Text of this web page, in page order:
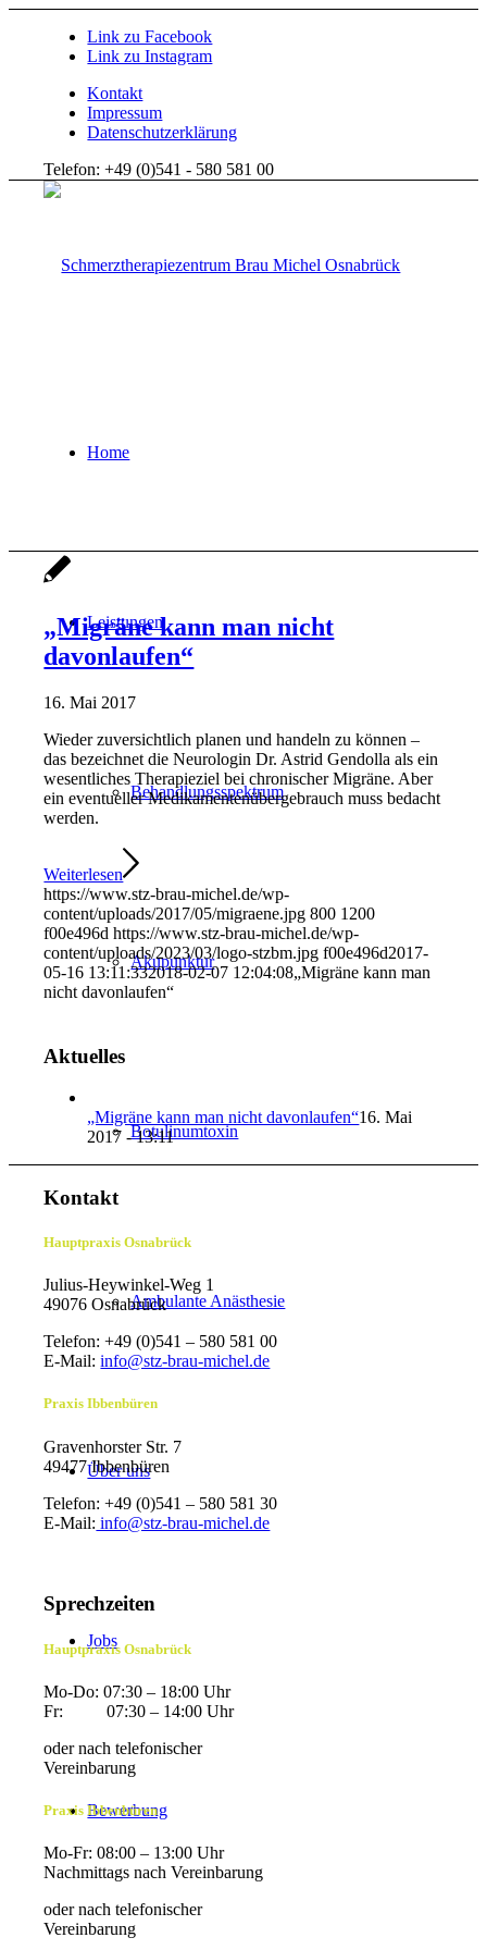
Link zu Facebook
Link zu Instagram
Kontakt
Impressum
Datenschutzerklärung
Telefon: +49 (0)541 - 580 581 00
Home
Leistungen
Behandlungsspektrum
Akupunktur
Botulinumtoxin
Ambulante Anästhesie
Über uns
Jobs
Bewerbung
„Migräne kann man nicht
davonlaufen“
16. Mai 2017
Wieder zuversichtlich planen und handeln zu können –
das bezeichnet die Neurologin Dr. Astrid Gendolla als ein
wesentliches Therapieziel bei chronischer Migräne. Aber
ein eventueller Medikamentenübergebrauch muss bedacht
werden.
Weiterlesen
https://www.stz-brau-michel.de/wp-
content/uploads/2017/05/migraene.jpg 800 1200
f00e496d https://www.stz-brau-michel.de/wp-
content/uploads/2023/03/logo-stzbm.jpg f00e496d2017-
05-16 13:11:332018-02-07 12:04:08„Migräne kann man
nicht davonlaufen“
Aktuelles
„Migräne kann man nicht davonlaufen“16. Mai
2017 - 13:11
Kontakt
Hauptpraxis Osnabrück
Julius-Heywinkel-Weg 1
49076 Osnabrück
Telefon: +49 (0)541 – 580 581 00
E-Mail:info@stz-brau-michel.de
Praxis Ibbenbüren
Gravenhorster Str. 7
49477 Ibbenbüren
Telefon: +49 (0)541 – 580 581 30
E-Mail: info@stz-brau-michel.de
Sprechzeiten
Hauptpraxis Osnabrück
Mo-Do: 07:30 – 18:00 Uhr
Fr: 07:30 – 14:00 Uhr
oder nach telefonischer
Vereinbarung
Praxis Ibbenbüren
Mo-Fr: 08:00 – 13:00 Uhr
Nachmittags nach Vereinbarung
oder nach telefonischer
Vereinbarung